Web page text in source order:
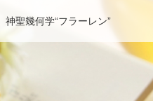
神聖幾何学“フラーレン”